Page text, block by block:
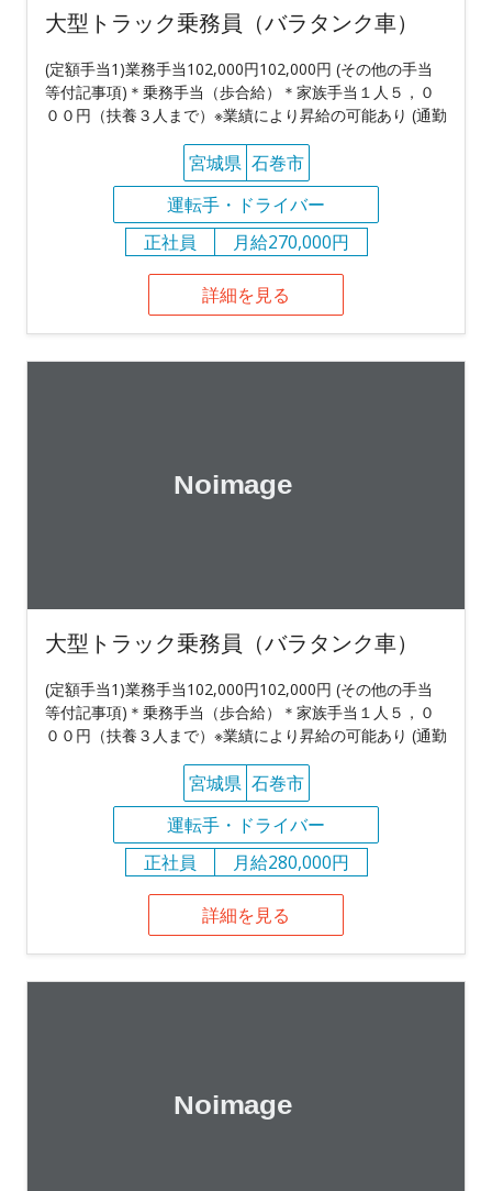
大型トラック乗務員（バラタンク車）
(定額手当1)業務手当102,000円102,000円 (その他の手当
等付記事項)＊乗務手当（歩合給）＊家族手当１人５，０
００円（扶養３人まで）※業績により昇給の可能あり (通勤
宮城県 石巻市
運転手・ドライバー
正社員
月給270,000円
詳細を見る
大型トラック乗務員（バラタンク車）
(定額手当1)業務手当102,000円102,000円 (その他の手当
等付記事項)＊乗務手当（歩合給）＊家族手当１人５，０
００円（扶養３人まで）※業績により昇給の可能あり (通勤
宮城県 石巻市
運転手・ドライバー
正社員
月給280,000円
詳細を見る